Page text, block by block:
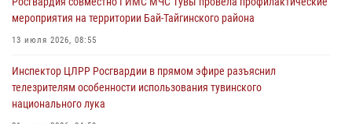
28 июля 2026, 07:48
мероприятия на территории Бай-Тайгинского района
13 июля 2026, 08:55
Инспектор ЦЛРР Росгвардии в прямом эфире разъяснил
телезрителям особенности использования тувинского
национального лука